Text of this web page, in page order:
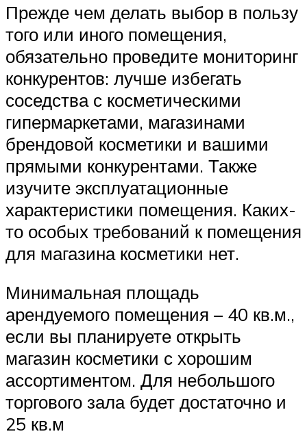
Прежде чем делать выбор в пользу
того или иного помещения,
обязательно проведите мониторинг
конкурентов: лучше избегать
соседства с косметическими
гипермаркетами, магазинами
брендовой косметики и вашими
прямыми конкурентами. Также
изучите эксплуатационные
характеристики помещения. Каких-
то особых требований к помещения
для магазина косметики нет.
Минимальная площадь
арендуемого помещения – 40 кв.м.,
если вы планируете открыть
магазин косметики с хорошим
ассортиментом. Для небольшого
торгового зала будет достаточно и
25 кв.м